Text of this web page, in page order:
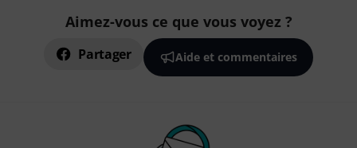
Aimez-vous ce que vous voyez ?
Partager Aide et commentaires